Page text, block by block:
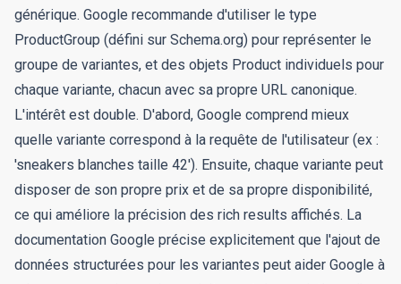
générique. Google recommande d'utiliser le type
ProductGroup (défini sur Schema.org) pour représenter le
groupe de variantes, et des objets Product individuels pour
chaque variante, chacun avec sa propre URL canonique.
L'intérêt est double. D'abord, Google comprend mieux
quelle variante correspond à la requête de l'utilisateur (ex :
'sneakers blanches taille 42'). Ensuite, chaque variante peut
disposer de son propre prix et de sa propre disponibilité,
ce qui améliore la précision des rich results affichés. La
documentation Google précise explicitement que l'ajout de
données structurées pour les variantes peut aider Google à